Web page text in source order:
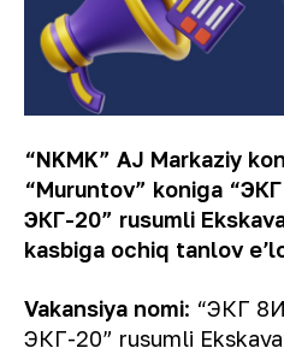
“NKMK” AJ Markaziy
“Muruntov” koniga
ЭКГ-20” rusumli
kasbiga ochiq tanlov
Vakansiya nomi: “ЭКГ
ЭКГ-20” rusumli